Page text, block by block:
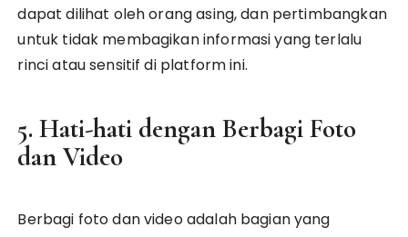
dapat dilihat oleh orang asing, dan pertimbangkan
untuk tidak membagikan informasi yang terlalu
rinci atau sensitif di platform ini.
5. Hati-hati dengan Berbagi Foto
dan Video
Berbagi foto dan video adalah bagian yang